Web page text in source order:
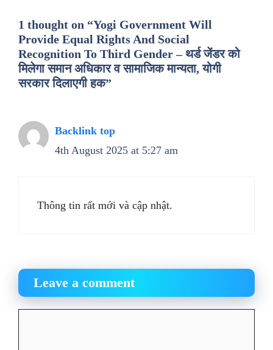
1 thought on “Yogi Government Will
Provide Equal Rights And Social
Recognition To Third Gender – थर्ड जेंडर को
मिलेगा समान अधिकार व सामाजिक मान्यता, योगी
सरकार दिलाएगी हक”
Backlink top
4th August 2025 at 5:27 am
Thông tin rất mới và cập nhật.
Leave a comment